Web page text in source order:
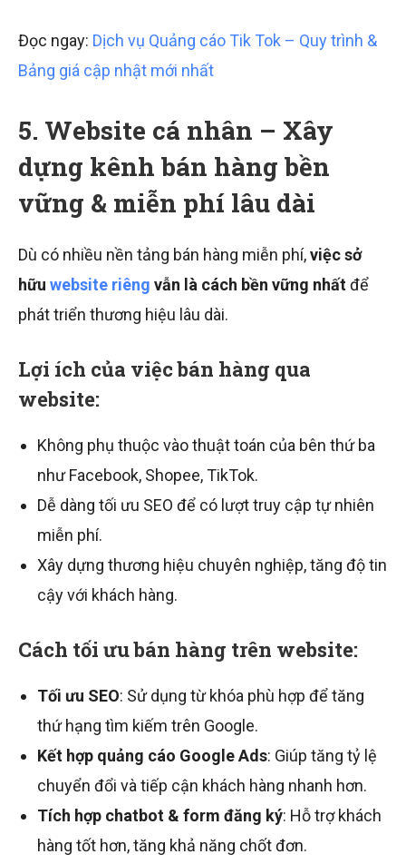
Đọc ngay: Dịch vụ Quảng cáo Tik Tok – Quy trình &
Bảng giá cập nhật mới nhất
5. Website cá nhân – Xây
dựng kênh bán hàng bền
vững & miễn phí lâu dài
Dù có nhiều nền tảng bán hàng miễn phí,việc sở
hữu website riêng vẫn là cách bền vững nhấtđể
phát triển thương hiệu lâu dài.
Lợi ích của việc bán hàng qua
website:
Không phụ thuộc vào thuật toán của bên thứ ba
như Facebook, Shopee, TikTok.
Dễ dàng tối ưu SEO để có lượt truy cập tự nhiên
miễn phí.
Xây dựng thương hiệu chuyên nghiệp, tăng độ tin
cậy với khách hàng.
Cách tối ưu bán hàng trên website:
Tối ưu SEO: Sử dụng từ khóa phù hợp để tăng
thứ hạng tìm kiếm trên Google.
Kết hợp quảng cáo Google Ads: Giúp tăng tỷ lệ
chuyển đổi và tiếp cận khách hàng nhanh hơn.
Tích hợp chatbot & form đăng ký: Hỗ trợ khách
hàng tốt hơn, tăng khả năng chốt đơn.